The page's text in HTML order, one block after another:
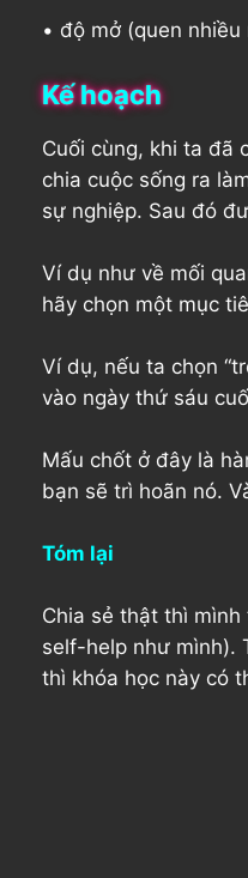
• độ mở (quen
Kế hoạch
Cuối cùng, khi ta đã
chia cuộc sống ra
sự nghiệp. Sau đó
Ví dụ như về mối
hãy chọn một mục
Ví dụ, nếu ta chọn
vào ngày thứ sáu
Mấu chốt ở đây là
bạn sẽ trì hoãn nó.
Tóm lại
Chia sẻ thật thì
self-help như mình).
thì khóa học này có